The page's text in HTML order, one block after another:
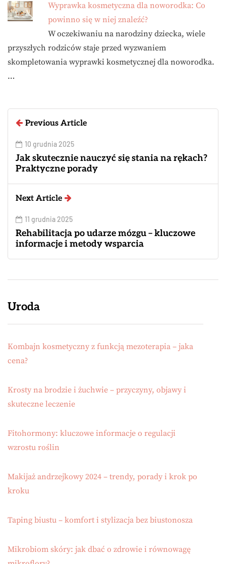
Wyprawka kosmetyczna dla noworodka: Co
powinno się w niej znaleźć?
W oczekiwaniu na narodziny dziecka, wiele
przyszłych rodziców staje przed wyzwaniem
skompletowania wyprawki kosmetycznej dla noworodka.
…
Previous Article
10 grudnia 2025
Jak skutecznie nauczyć się stania na rękach?
Praktyczne porady
Next Article
11 grudnia 2025
Rehabilitacja po udarze mózgu – kluczowe
informacje i metody wsparcia
Uroda
Kombajn kosmetyczny z funkcją mezoterapia – jaka
cena?
Krosty na brodzie i żuchwie – przyczyny, objawy i
skuteczne leczenie
Fitohormony: kluczowe informacje o regulacji
wzrostu roślin
Makijaż andrzejkowy 2024 – trendy, porady i krok po
kroku
Taping biustu – komfort i stylizacja bez biustonosza
Mikrobiom skóry: jak dbać o zdrowie i równowagę